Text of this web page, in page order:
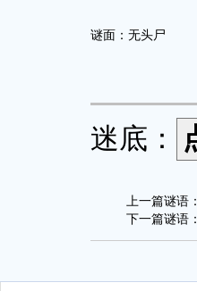
谜面：无头尸
迷底：
上一篇谜语：
下一篇谜语：